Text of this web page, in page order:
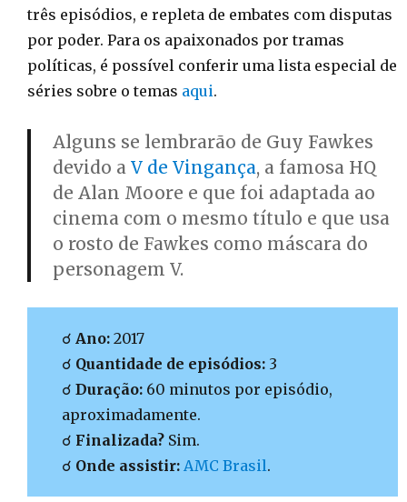
três episódios, e repleta de embates com disputas
por poder. Para os apaixonados por tramas
políticas, é possível conferir uma lista especial de
séries sobre o temas aqui.
Alguns se lembrarão de Guy Fawkes
devido a V de Vingança, a famosa HQ
de Alan Moore e que foi adaptada ao
cinema com o mesmo título e que usa
o rosto de Fawkes como máscara do
personagem V.
☌ Ano: 2017
☌ Quantidade de episódios: 3
☌ Duração: 60 minutos por episódio,
aproximadamente.
☌ Finalizada? Sim.
☌ Onde assistir: AMC Brasil.